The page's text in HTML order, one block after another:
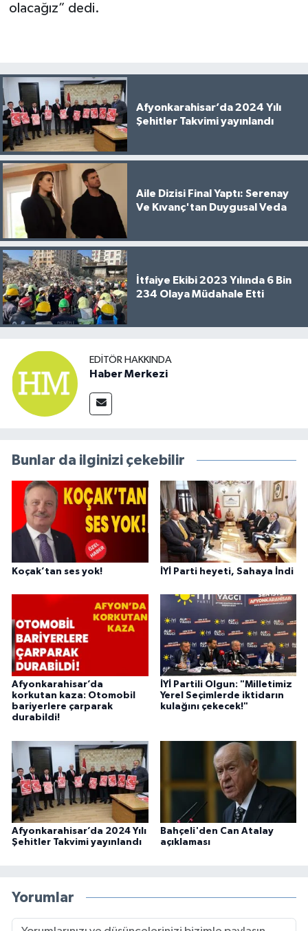
olacağız” dedi.
Afyonkarahisar’da 2024 Yılı
Şehitler Takvimi yayınlandı
Aile Dizisi Final Yaptı: Serenay
Ve Kıvanç'tan Duygusal Veda
İtfaiye Ekibi 2023 Yılında 6 Bin
234 Olaya Müdahale Etti
EDITÖR HAKKINDA
Haber Merkezi
Bunlar da ilginizi çekebilir
Koçak’tan ses yok! İYİ Parti heyeti, Sahaya İndi
Afyonkarahisar’da
korkutan kaza: Otomobil
bariyerlere çarparak
durabildi!
İYİ Partili Olgun: "Milletimiz
Yerel Seçimlerde iktidarın
kulağını çekecek!"
Afyonkarahisar’da 2024 Yılı
Şehitler Takvimi yayınlandı
Bahçeli'den Can Atalay
açıklaması
Yorumlar